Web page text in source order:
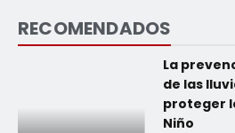
RECOMENDADOS
La
de las
proteger
Niño